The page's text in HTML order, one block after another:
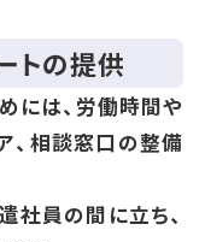
トの提供
には、労働時間や
、相談窓口の整備
社員の間に立ち、